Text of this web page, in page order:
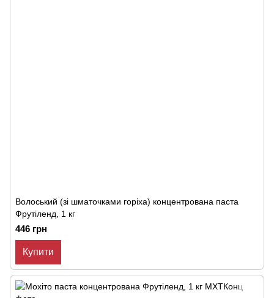
Волоський (зі шматочками горіха) концентрована паста
Фрутіленд, 1 кг
446 грн
Купити